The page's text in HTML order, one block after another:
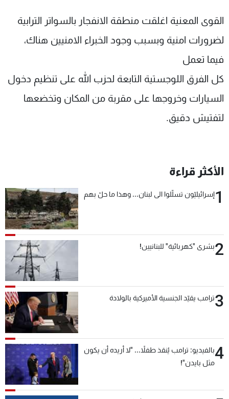
القوى المعنية اغلقت منطقة الانفجار بالسواتر الترابية
لضرورات امنية وبسبب وجود الخبراء الامنيين هناك،
فيما تعمل
كل الفرق اللوجستية التابعة لحزب الله على تنظيم دخول
السيارات وخروجها على مقربة من المكان وتخضعها
لتفتيش دقيق.
الأكثر قراءة
1إسرائيليّون تسلّلوا الى لبنان... وهذا ما حلّ بهم
2بشرى "كهربائية" للبنانيين!
3ترامب يقيّد الجنسية الأميركية بالولادة
4بالفيديو: ترامب يُنقذ طفلاً... "لا أريده أن يكون
مثل بايدن"!